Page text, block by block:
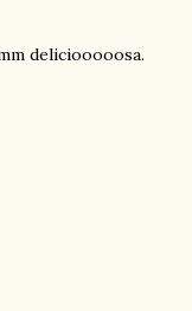
deliciooooosa.